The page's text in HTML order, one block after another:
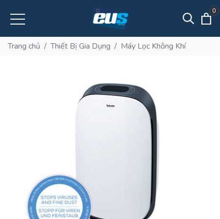
0
Trang chủ / Thiết Bị Gia Dụng / Máy Lọc Không Khí